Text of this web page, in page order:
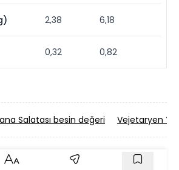
2,38 6,18
0,32 0,82
Salatası besin değeri Vejetaryen